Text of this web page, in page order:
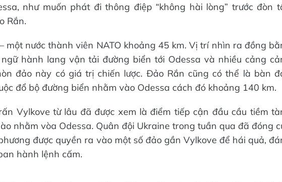
như muốn phát đi thông điệp “không hài lòng” trước đòn
Rắn.
một nước thành viên NATO khoảng 45 km. Vị trí nhìn ra đồng
hành lang vận tải đường biển tới Odessa và nhiều cảng
đảo này có giá trị chiến lược. Đảo Rắn cũng có thể là bàn
đổ bộ đường biển nhằm vào Odessa cách đó khoảng 140 km.
Vylkove từ lâu đã được xem là điểm tiếp cận đầu cầu tiềm
nhằm vòa Odessa. Quân đội Ukraine trong tuần qua đã đóng
được quyền ra vào một số đảo gần Vylkove để hái quả,
hành lệnh cấm.